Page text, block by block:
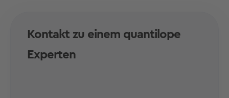
Kontakt zu einem quantilope
Experten